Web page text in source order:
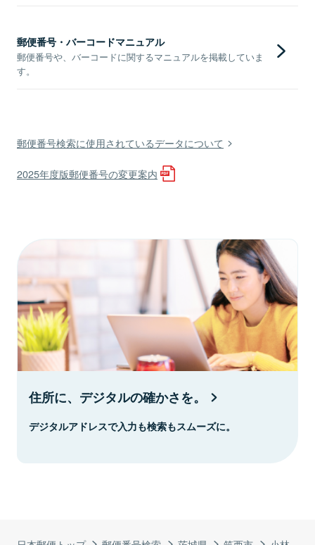
郵便番号・バーコードマニュアル
郵便番号や、バーコードに関するマニュアルを掲載していま
す。
郵便番号検索に使用されているデータについて
2025年度版郵便番号の変更案内
住所に、デジタルの確かさを。
デジタルアドレスで入力も検索もスムーズに。